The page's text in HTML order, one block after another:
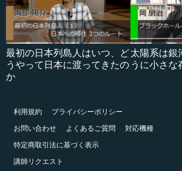
最初の日本列島人はいつ、ど
うやって日本に渡ってきたの
か
太陽系は銀
うに小さな
利用規約
プライバシーポリシー
お問い合わせ
よくあるご質問
対応機種
特定商取引法に基づく表示
講師リクエスト